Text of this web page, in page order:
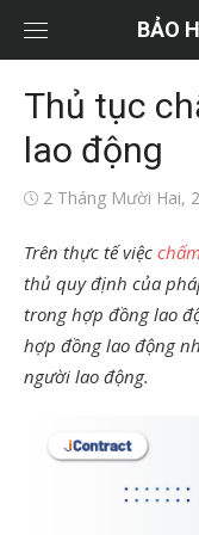
BẢO
Thủ tục
lao động
Đăng2 Tháng Mười Hai,
Trên thực tế việc
thủ quy định của
trong hợp đồng lao
hợp đồng lao động
người lao động.